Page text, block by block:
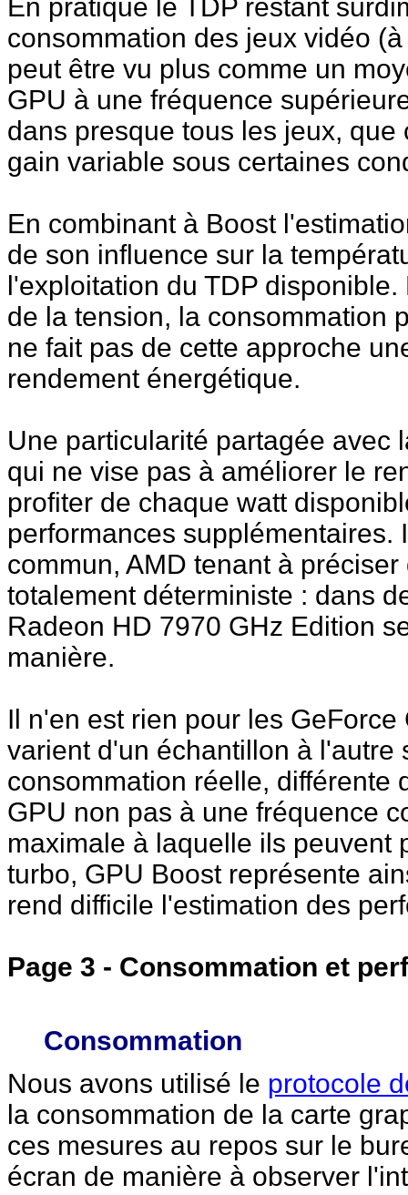
En pratique le TDP restant
consommation des jeux vidéo
peut être vu plus comme un
GPU à une fréquence
dans presque tous les jeux,
gain variable sous certaines
En combinant à Boost
de son influence sur la
l'exploitation du TDP
de la tension, la consommation
ne fait pas de cette approche
rendement énergétique.
Une particularité partagée avec
qui ne vise pas à améliorer le
profiter de chaque watt
performances
commun, AMD tenant à
totalement déterministe : dans
Radeon HD 7970 GHz Edition
manière.
Il n'en est rien pour les
varient d'un échantillon à l'autre
consommation réelle, différente
GPU non pas à une fréquence
maximale à laquelle ils peuvent
turbo, GPU Boost représente
rend difficile l'estimation des
Page 3 - Consommation et
Consommation
Nous avons utilisé le protocole
la consommation de la carte
ces mesures au repos sur le
écran de manière à observer